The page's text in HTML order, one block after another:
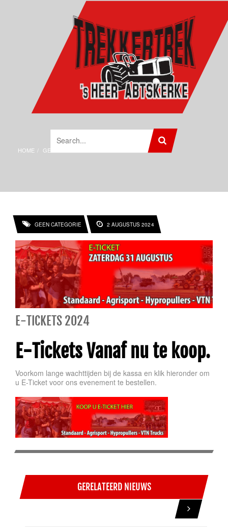
HOME GEEN CATEGORIE
GEEN CATEGORIE 2 AUGUSTUS 2024
E-TICKETS 2024
E-Tickets Vanaf nu te koop.
Voorkom lange wachttijden bij de kassa en klik hieronder om
u E-Ticket voor ons evenement te bestellen.
GERELATEERD NIEUWS